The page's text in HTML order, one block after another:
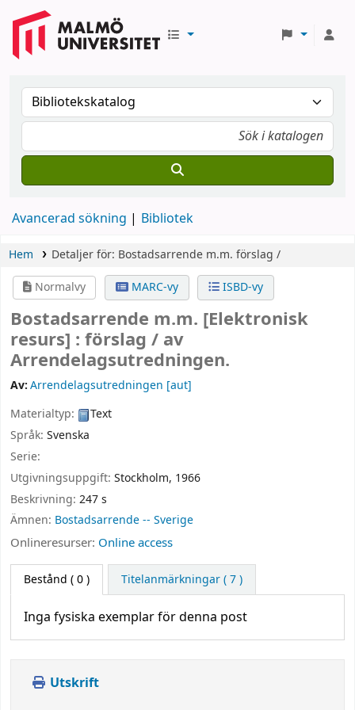
Avancerad sökning Bibliotek
Hem Detaljer för: Bostadsarrende m.m. förslag /
Normalvy
MARC-vy ISBD-vy
Bostadsarrende m.m. [Elektronisk
resurs] : förslag / av
Arrendelagsutredningen.
Av:Arrendelagsutredningen [aut]
Materialtyp:
Text
Språk: Svenska
Serie:
Utgivningsuppgift: Stockholm, 1966
Beskrivning: 247 s
Ämnen: Bostadsarrende -- Sverige
Onlineresurser: Online access
Bestånd ( 0 ) Titelanmärkningar ( 7 )
Inga fysiska exemplar för denna post
Utskrift